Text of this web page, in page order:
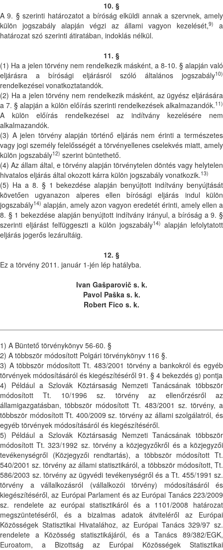
10. §
A 9. § szerinti határozatot a bíróság elküldi annak a szervnek, amely
külön jogszabály alapján végzi az állami vagyon kezelését,9)
a
határozat szó szerinti átiratában, indoklás nélkül.
11. §
(1) Ha a jelen törvény nem rendelkezik másként, a 8-10. § alapján való
eljárásra a bírósági eljárásról szóló általános jogszabály10)
rendelkezései vonatkoztatandók.
(2) Ha a jelen törvény nem rendelkezik másként, az ügyész eljárására
a 7. § alapján a külön előírás szerinti rendelkezések alkalmazandók.11)
A külön előírás rendelkezései az indítvány kezelésére nem
alkalmazandók.
(3) A jelen törvény alapján történő eljárás nem érinti a természetes
vagy jogi személy felelősségét a törvényellenes cselekvés miatt, amely
külön jogszabály12) szerint büntethető.
(4) Az állam által, e törvény alapján törvénytelen döntés vagy helytelen
hivatalos eljárás által okozott kárra külön jogszabály vonatkozik.13)
(5) Ha a 8. § 1 bekezdése alapján benyújtott indítvány benyújtását
követően ugyanazon alperes ellen bírósági eljárás indul külön
jogszabály14) alapján, amely azon vagyon eredetét érinti, amely ellen a
8. § 1 bekezdése alapján benyújtott indítvány irányul, a bíróság a 9. §
szerinti eljárást felfüggeszti a külön jogszabály14) alapján lefolytatott
eljárás jogerős lezárultáig.
12. §
Ez a törvény 2011. január 1-jén lép hatályba.
Ivan Gašparovič s. k.
Pavol Paška s. k.
Robert Fico s. k.
1) A Büntető törvénykönyv 56-60. §
2) A többször módosított Polgári törvénykönyv 116 §.
3) A többször módosított Tt. 483/2001 törvény a bankokról és egyéb
törvények módosításáról és kiegészítéséről 91. § 4 bekezdés g) pontja
4) Például a Szlovák Köztársaság Nemzeti Tanácsának többször
módosított Tt. 10/1996 sz. törvény az ellenőrzésről az
államigazgatásban, többször módosított Tt. 483/2001 sz. törvény, a
többször módosított Tt. 400/2009 sz. törvény az állami szolgálatról, és
egyéb törvények módosításáról és kiegészítéséről.
5) Például a Szlovák Köztársaság Nemzeti Tanácsának többször
módosított Tt. 323/1992 sz. törvény a közjegyzőkről és a közjegyzői
tevékenységről (Közjegyzői rendtartás), a többször módosított Tt.
540/2001 sz. törvény az állami statisztikáról, a többször módosított, Tt.
586/2003 sz. törvény az ügyvédi tevékenységről és a Tt. 455/1991 sz.
törvény a vállalkozásról (vállalkozói törvény) módosításáról és
kiegészítéséről, az Európai Parlament és az Európai Tanács 223/2009
sz. rendelete az európai statisztikáról és a 1101/2008 határozat
megszüntetéséről, és a bizalmas adatok átviteléről az Európai
Közösségek Statisztikai Hivatalához, az Európai Tanács 329/97 sz.
rendelete a Közösség statisztikájáról, és a Tanács 89/382/EGK,
Euroatom, a Bizottság az Európai Közösségek Statisztikai